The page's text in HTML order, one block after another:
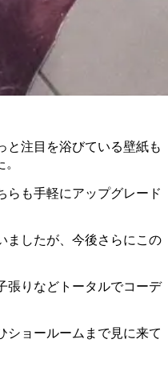
と注目を浴びている壁紙も
らも手軽にアップグレード
ましたが、今後さらにこの
張りなどトータルでコーデ
ショールームまで見に来て